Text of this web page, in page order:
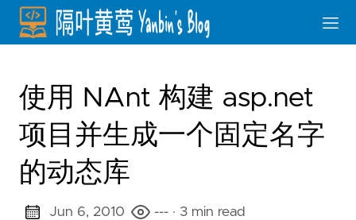
使用 NAnt 构建 asp.net
项目并生成一个固定名字
的动态库
Jun 6, 2010 --- · 3 min read